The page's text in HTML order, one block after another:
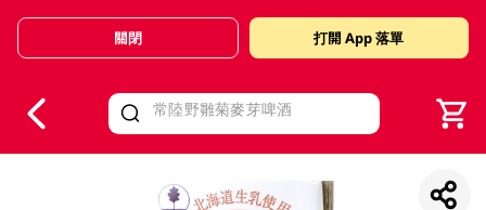
Valid Until 30 June 2026
關閉 打開 App 落單